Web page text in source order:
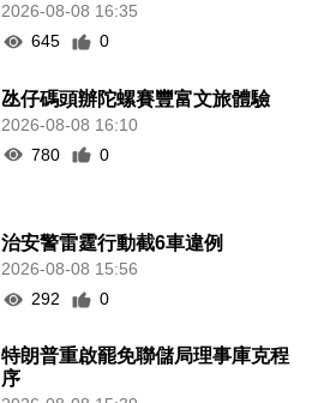
2026-08-08 16:35
645
0
氹仔碼頭辦陀螺賽豐富文旅體驗
2026-08-08 16:10
780
0
治安警雷霆行動截6車違例
2026-08-08 15:56
292
0
特朗普重啟罷免聯儲局理事庫克程
序